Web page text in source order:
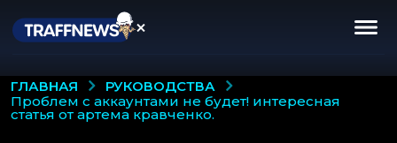
ГЛАВНАЯ
РУКОВОДСТВА
проблем с аккаунтами не будет! интересная
статья от артема кравченко.